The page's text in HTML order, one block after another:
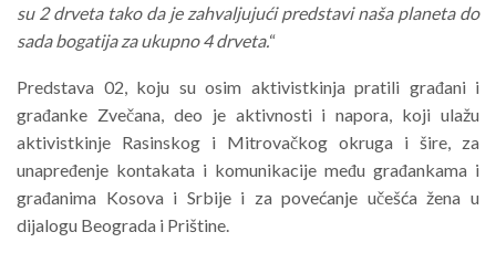
su 2 drveta tako da je zahvaljujući predstavi naša planeta do
sada bogatija za ukupno 4 drveta.“
Predstava 02, koju su osim aktivistkinja pratili građani i
građanke Zvečana, deo je aktivnosti i napora, koji ulažu
aktivistkinje Rasinskog i Mitrovačkog okruga i šire, za
unapređenje kontakata i komunikacije među građankama i
građanima Kosova i Srbije i za povećanje učešća žena u
dijalogu Beograda i Prištine.